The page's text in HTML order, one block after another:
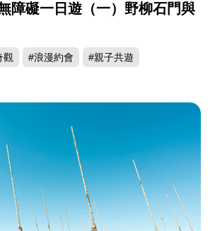
障礙一日遊（一）野柳石門與
觀 #浪漫約會 #親子共遊